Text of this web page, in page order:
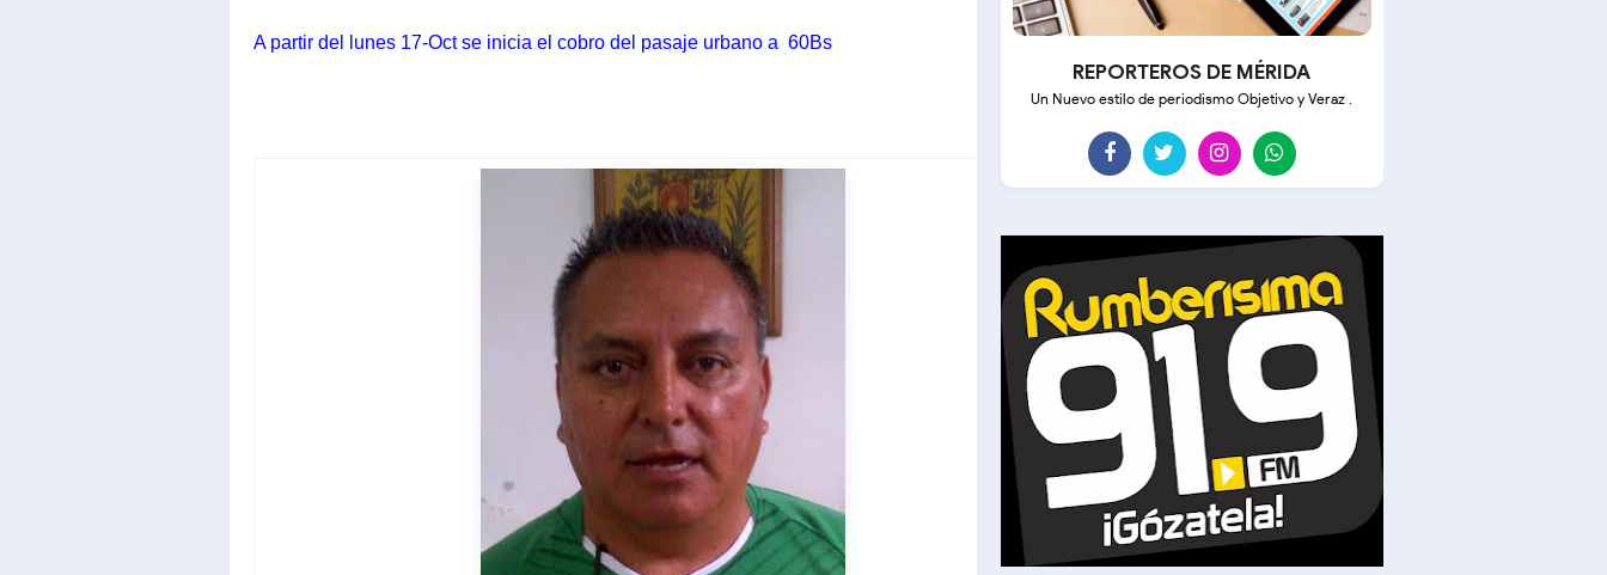
A partir del lunes 17-Oct se inicia el cobro del pasaje urbano a 60Bs
REPORTEROS DE MÉRIDA
Un Nuevo estilo de periodismo Objetivo y Veraz .